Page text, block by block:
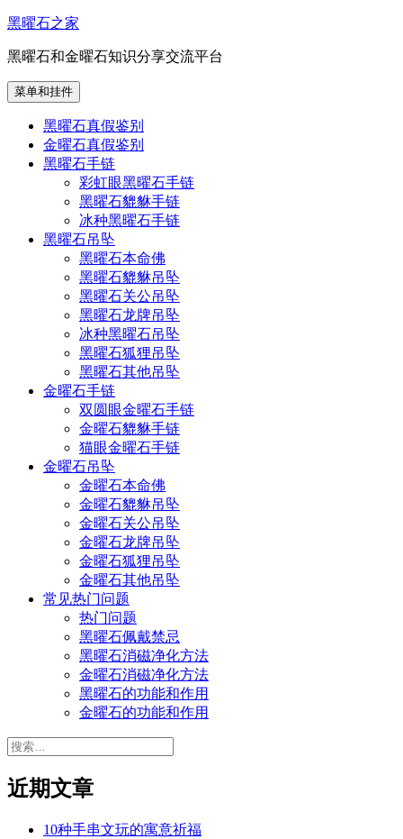
跳
内
容
黑曜石之家
黑曜石和金曜石知识分享交流平台
菜单和挂件
黑曜石真假鉴别
金曜石真假鉴别
黑曜石手链
彩虹眼黑曜石手链
黑曜石貔貅手链
冰种黑曜石手链
黑曜石吊坠
黑曜石本命佛
黑曜石貔貅吊坠
黑曜石关公吊坠
黑曜石龙牌吊坠
冰种黑曜石吊坠
黑曜石狐狸吊坠
黑曜石其他吊坠
金曜石手链
双圆眼金曜石手链
金曜石貔貅手链
猫眼金曜石手链
金曜石吊坠
金曜石本命佛
金曜石貔貅吊坠
金曜石关公吊坠
金曜石龙牌吊坠
金曜石狐狸吊坠
金曜石其他吊坠
常见热门问题
热门问题
黑曜石佩戴禁忌
黑曜石消磁净化方法
金曜石消磁净化方法
黑曜石的功能和作用
金曜石的功能和作用
搜
近期文章
10种手串文玩的寓意祈福